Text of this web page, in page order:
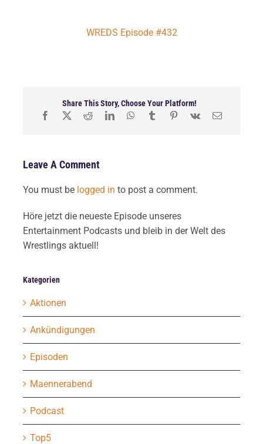
WREDS Episode #432
Share This Story, Choose Your Platform!
Leave A Comment
You must be logged in to post a comment.
Höre jetzt die neueste Episode unseres
Entertainment Podcasts und bleib in der Welt des
Wrestlings aktuell!
Kategorien
Aktionen
Ankündigungen
Episoden
Maennerabend
Podcast
Top5